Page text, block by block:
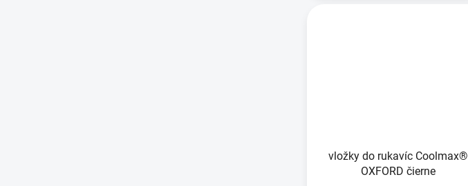
vložky do rukavíc Coolmax®
OXFORD čierne